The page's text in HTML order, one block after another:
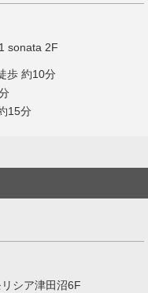
sonata 2F
歩 約10分
15分
シア津田沼6F